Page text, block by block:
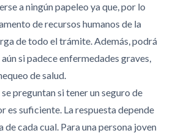
a ningún papeleo ya que, por lo
de recursos humanos de la
de todo el trámite. Además, podrá
si padece enfermedades graves,
de salud.
preguntan si tener un seguro de
es suficiente. La respuesta depende
de cada cual. Para una persona joven